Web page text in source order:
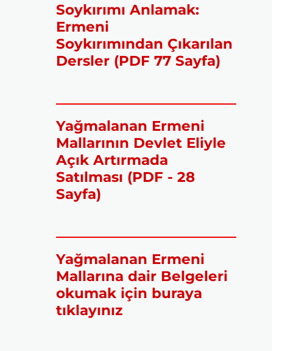
Soykırımı Anlamak:
Ermeni
Soykırımından Çıkarılan
Dersler (PDF 77 Sayfa)
Yağmalanan Ermeni
Mallarının Devlet Eliyle
Açık Artırmada
Satılması (PDF - 28
Sayfa)
Yağmalanan Ermeni
Mallarına dair Belgeleri
okumak için buraya
tıklayınız